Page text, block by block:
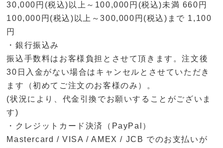
30,000円(税込)以上～100,000円(税込)未満 660円
100,000円(税込)以上～300,000円(税込)まで 1,100
円
・銀行振込み
振込手数料はお客様負担とさせて頂きます。注文後
30日入金がない場合はキャンセルとさせていただき
ます（初めてご注文のお客様のみ）。
(状況により、代金引換でお願いすることがございま
す)
・クレジットカード決済（PayPal）
Mastercard / VISA / AMEX / JCB でのお支払いが